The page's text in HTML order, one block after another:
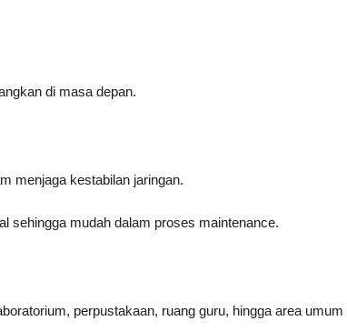
di masa depan.
menjaga kestabilan jaringan.
sehingga mudah dalam proses maintenance.
perpustakaan, ruang guru, hingga area umum